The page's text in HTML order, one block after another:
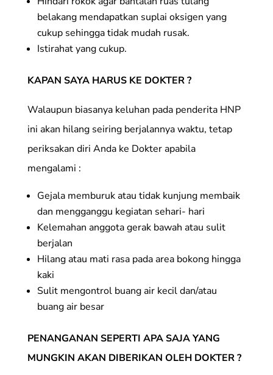
belakang mendapatkan suplai oksigen yang
cukup sehingga tidak mudah rusak.
Istirahat yang cukup.
KAPAN SAYA HARUS KE DOKTER ?
Walaupun biasanya keluhan pada penderita HNP
ini akan hilang seiring berjalannya waktu, tetap
periksakan diri Anda ke Dokter apabila
mengalami :
Gejala memburuk atau tidak kunjung membaik
dan mengganggu kegiatan sehari- hari
Kelemahan anggota gerak bawah atau sulit
berjalan
Hilang atau mati rasa pada area bokong hingga
kaki
Sulit mengontrol buang air kecil dan/atau
buang air besar
PENANGANAN SEPERTI APA SAJA YANG
MUNGKIN AKAN DIBERIKAN OLEH DOKTER ?